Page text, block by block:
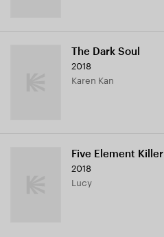
The Dark Soul
2018
Karen Kan
Five Element Killer
2018
Lucy